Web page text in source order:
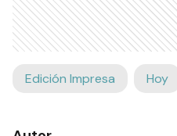
Edición Impresa Hoy